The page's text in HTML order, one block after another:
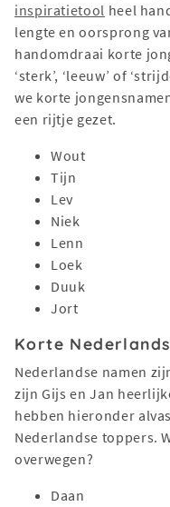
inspiratietool heel
lengte en oorsprong
handomdraai korte
‘sterk’, ‘leeuw’ of
we korte
een rijtje gezet.
Wout
Tijn
Lev
Niek
Lenn
Loek
Duuk
Jort
Korte
Nederlandse namen
zijn Gijs en Jan
hebben hieronder
Nederlandse toppers.
overwegen?
Daan